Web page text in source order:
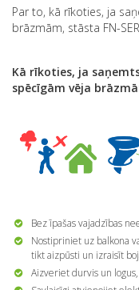
Par to, kā rīkoties, ja
brāzmām, stāsta FN-
Kā rīkoties, ja sa
spēcīgām vēja brāzm
Bez īpašas vajadzības
Nostipriniet uz balkona
tikt aizpūsti un izraisīt
Aizveriet durvis un